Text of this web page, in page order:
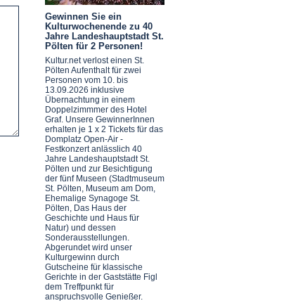
Gewinnen Sie ein
Kulturwochenende zu 40
Jahre Landeshauptstadt St.
Pölten für 2 Personen!
Kultur.net verlost einen St.
Pölten Aufenthalt für zwei
Personen vom 10. bis
13.09.2026 inklusive
Übernachtung in einem
Doppelzimmmer des Hotel
Graf. Unsere GewinnerInnen
erhalten je 1 x 2 Tickets für das
Domplatz Open-Air -
Festkonzert anlässlich 40
Jahre Landeshauptstadt St.
Pölten und zur Besichtigung
der fünf Museen (Stadtmuseum
St. Pölten, Museum am Dom,
Ehemalige Synagoge St.
Pölten, Das Haus der
Geschichte und Haus für
Natur) und dessen
Sonderausstellungen.
Abgerundet wird unser
Kulturgewinn durch
Gutscheine für klassische
Gerichte in der Gaststätte Figl
dem Treffpunkt für
anspruchsvolle Genießer.